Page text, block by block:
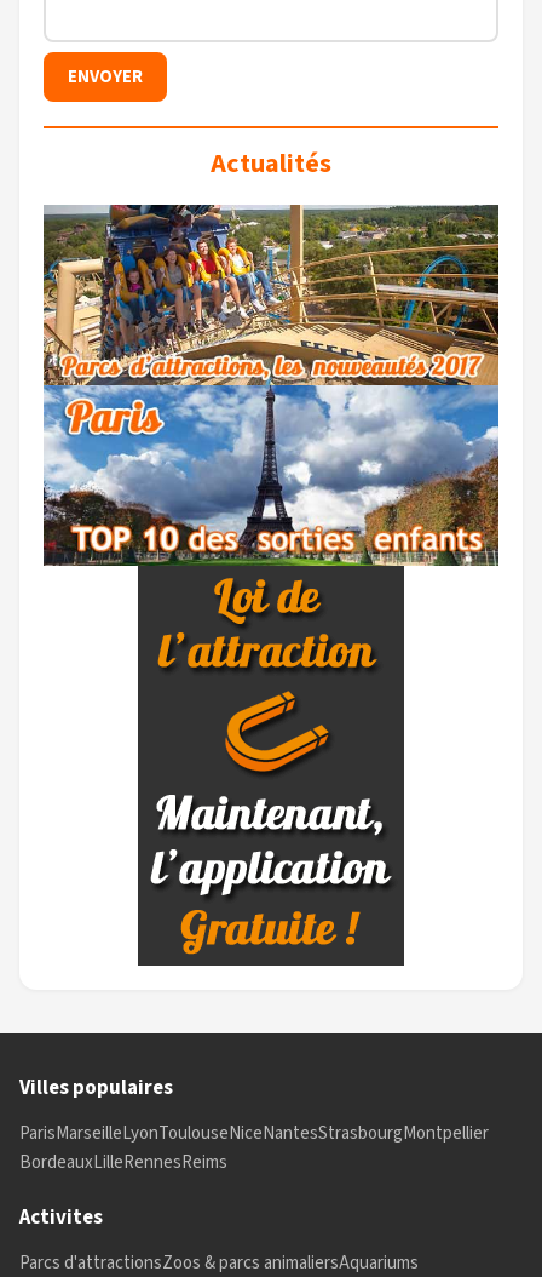
Actualités
Villes populaires
ParisMarseilleLyonToulouseNiceNantesStrasbourgMontpellier
BordeauxLilleRennesReims
Activites
Parcs d'attractionsZoos & parcs animaliersAquariums